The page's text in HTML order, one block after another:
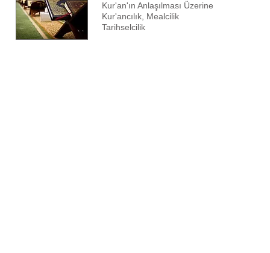
Kur'an'ın Anlaşılması Üzerine
Kur'ancılık, Mealcilik
Tarihselcilik